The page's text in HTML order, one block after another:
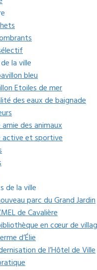
la ville
bleu
Etoiles de mer
des eaux de baignade
amie des animaux
active et sportive
de la ville
parc du Grand Jardin
de Cavalière
en cœur de
d’Élie
de l’Hôtel de Ville